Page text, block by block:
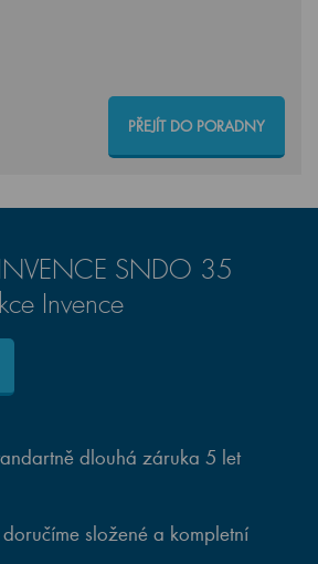
PŘEJÍT DO PORADNY
SNDO 35
Invence
dlouhá záruka 5 let
složené a kompletní